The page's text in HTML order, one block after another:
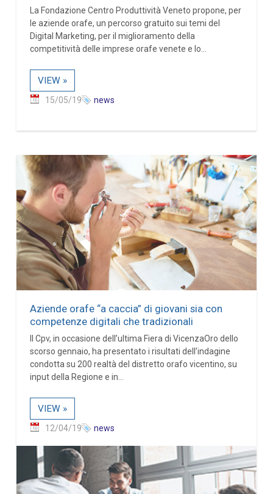
La Fondazione Centro Produttività Veneto propone, per
le aziende orafe, un percorso gratuito sui temi del
Digital Marketing, per il miglioramento della
competitività delle imprese orafe venete e lo...
VIEW »
15/05/19 news
Aziende orafe “a caccia” di giovani sia con
competenze digitali che tradizionali
Il Cpv, in occasione dell’ultima Fiera di VicenzaOro dello
scorso gennaio, ha presentato i risultati dell’indagine
condotta su 200 realtà del distretto orafo vicentino, su
input della Regione e in...
VIEW »
12/04/19 news